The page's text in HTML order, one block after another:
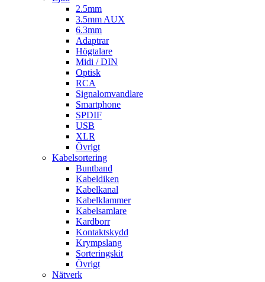
2.5mm
3.5mm AUX
6.3mm
Adaptrar
Högtalare
Midi / DIN
Optisk
RCA
Signalomvandlare
Smartphone
SPDIF
USB
XLR
Övrigt
Kabelsortering
Buntband
Kabeldiken
Kabelkanal
Kabelklammer
Kabelsamlare
Kardborr
Kontaktskydd
Krympslang
Sorteringskit
Övrigt
Nätverk